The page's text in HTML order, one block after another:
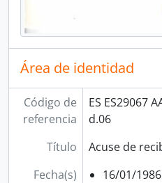
Área de identidad
Código de
referencia
ES ES29067
d.06
Título
Acuse de
Fecha(s)
16/01/